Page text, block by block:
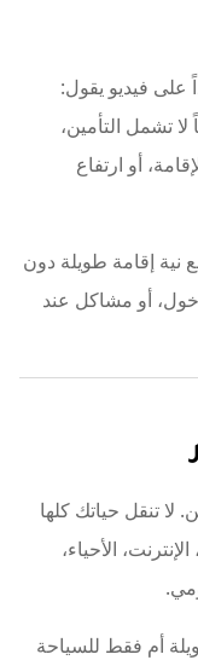
على فيديو يقول:
لا تشمل التأمين،
أو ارتفاع
نية إقامة طويلة دون
أو مشاكل عند
لا تنقل حياتك كلها
الأحياء،
أم فقط للسياحة